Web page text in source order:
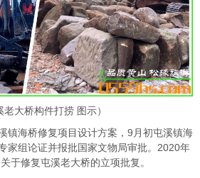
老大桥构件打捞 图示）
镇海桥修复项目设计方案，9月初屯溪镇海
家组论证并报批国家文物局审批。2020年
于修复屯溪老大桥的立项批复。